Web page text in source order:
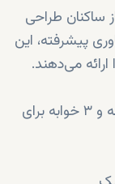
ساکنان طراحی
پیشرفته، این
ارائه می‌دهند.
آپارتمان‌های مدرن استودیو، ۱ خوابه، ۲ خوابه و ۳ خوابه برای